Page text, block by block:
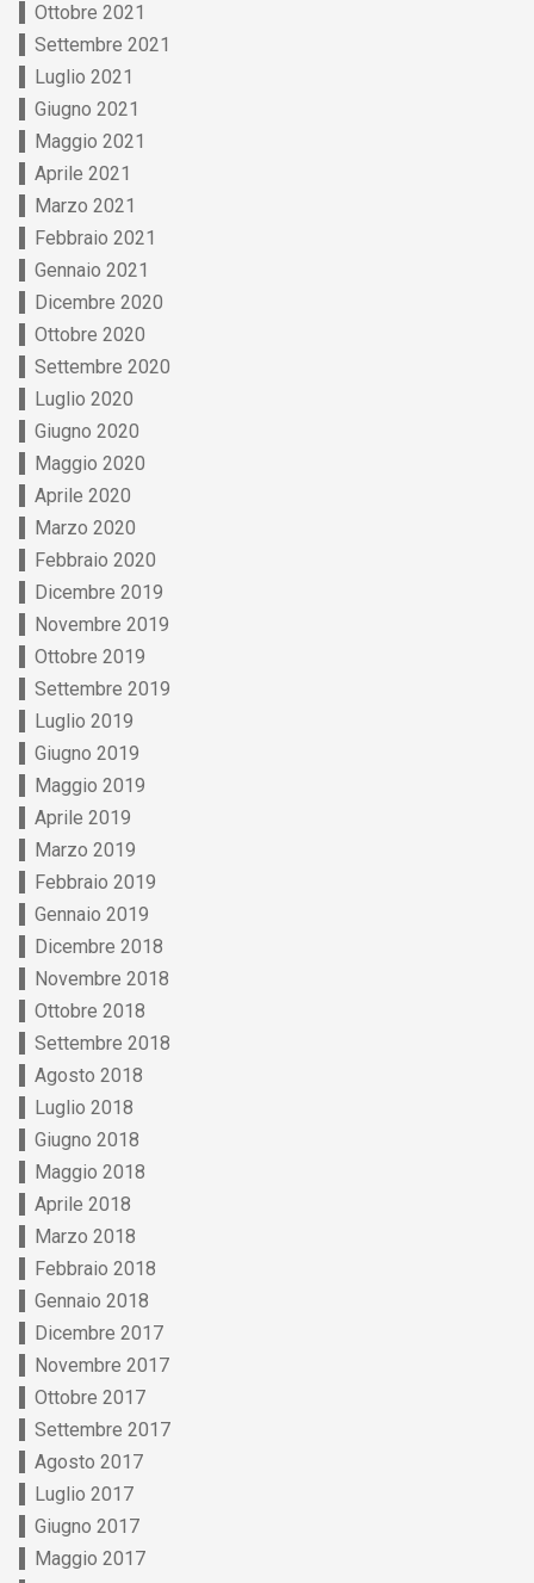
Ottobre 2021
Settembre 2021
Luglio 2021
Giugno 2021
Maggio 2021
Aprile 2021
Marzo 2021
Febbraio 2021
Gennaio 2021
Dicembre 2020
Ottobre 2020
Settembre 2020
Luglio 2020
Giugno 2020
Maggio 2020
Aprile 2020
Marzo 2020
Febbraio 2020
Dicembre 2019
Novembre 2019
Ottobre 2019
Settembre 2019
Luglio 2019
Giugno 2019
Maggio 2019
Aprile 2019
Marzo 2019
Febbraio 2019
Gennaio 2019
Dicembre 2018
Novembre 2018
Ottobre 2018
Settembre 2018
Agosto 2018
Luglio 2018
Giugno 2018
Maggio 2018
Aprile 2018
Marzo 2018
Febbraio 2018
Gennaio 2018
Dicembre 2017
Novembre 2017
Ottobre 2017
Settembre 2017
Agosto 2017
Luglio 2017
Giugno 2017
Maggio 2017